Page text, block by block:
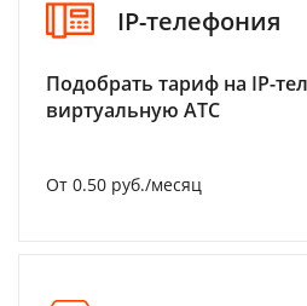
IP-телефония
Подобрать тариф на IP-
виртуальную АТС
От 0.50 руб./месяц